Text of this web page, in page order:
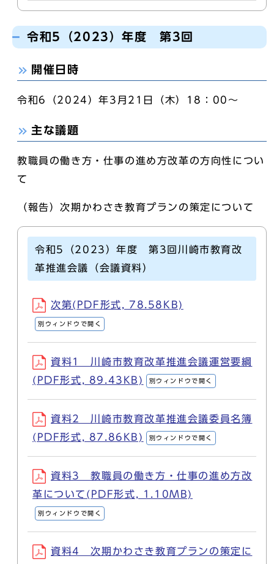
令和5（2023）年度 第3回
開催日時
令和6（2024）年3月21日（木）18：00～
主な議題
教職員の働き方・仕事の進め方改革の方向性につい
て
（報告）次期かわさき教育プランの策定について
令和5（2023）年度 第3回川崎市教育改
革推進会議（会議資料）
次第(PDF形式, 78.58KB)
別ウィンドウで開く
資料1 川崎市教育改革推進会議運営要綱
(PDF形式, 89.43KB)
別ウィンドウで開く
資料2 川崎市教育改革推進会議委員名簿
(PDF形式, 87.86KB)
別ウィンドウで開く
資料3 教職員の働き方・仕事の進め方改
革について(PDF形式, 1.10MB)
別ウィンドウで開く
資料4 次期かわさき教育プランの策定に